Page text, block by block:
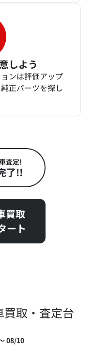
しよう
ンは評価アップ
正パーツを探し
査定!
了!!
買取
ート
取・査定台
08/10